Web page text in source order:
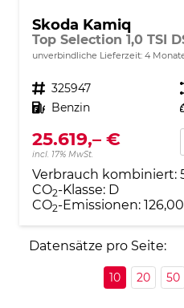
Skoda Kamiq
Top Selection 1,0 TSI
unverbindliche Lieferzeit: 4
Fahrzeugnr. 325947
Kraftstoff Benzin
25.619,– €
incl. 17% MwSt.
Verbrauch kombiniert:
CO2-Klasse: D
CO2-Emissionen:
Datensätze pro Seite:
10 20 50